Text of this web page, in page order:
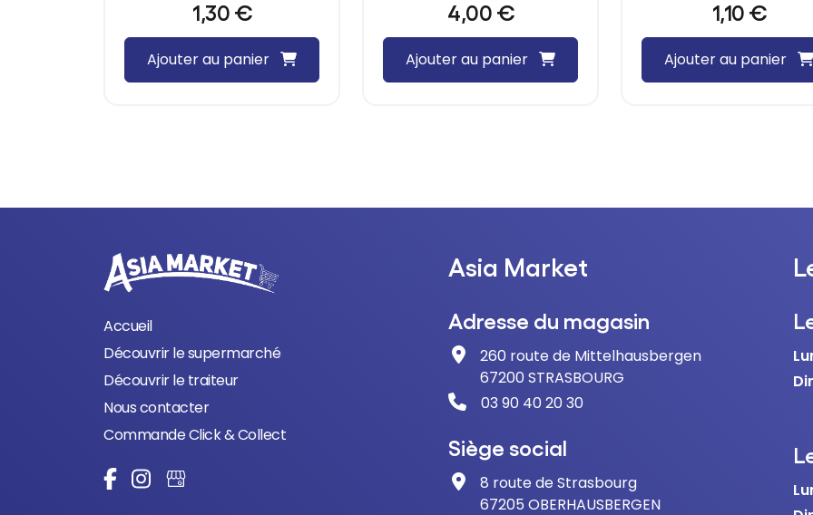
1,30 €
Ajouter au panier
4,00 €
Ajouter au panier
1,10 €
Ajouter au panier
Accueil
Découvrir le supermarché
Découvrir le traiteur
Nous contacter
Commande Click & Collect
Asia Market
Adresse du magasin
260 route de Mittelhausbergen
67200 STRASBOURG
03 90 40 20 30
Siège social
8 route de Strasbourg
67205 OBERHAUSBERGEN